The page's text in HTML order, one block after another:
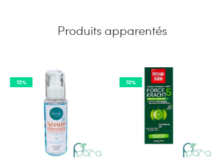
Produits apparentés
10% 10%